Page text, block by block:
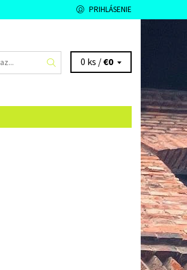
PRIHLÁSENIE
0 ks /€0